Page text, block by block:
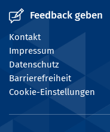
Feedback geben
Kontakt
Impressum
Datenschutz
Barrierefreiheit
Cookie-Einstellungen